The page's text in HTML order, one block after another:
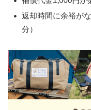
返却時間に余裕が
分）